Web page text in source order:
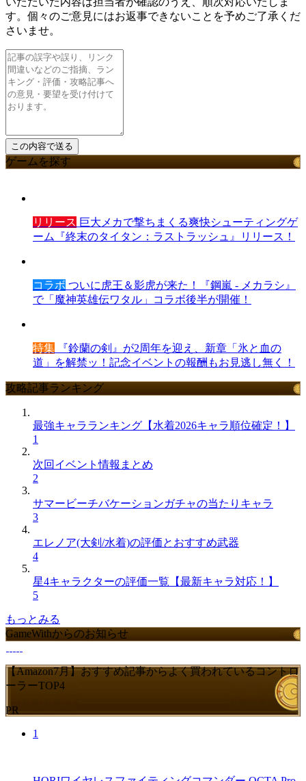
す。個々のご意見にはお返事できないことを予めご了承くだ
さいませ。
ゲームを探す
リリース 巨大メカで撃ちまくる爽快シューティングゲ
ーム『終末のタイタン：ラストラッシュ』リリース！
コラボ ついに虎王＆影虎が来た！『鋼嵐 - メカラシ』
で「魔神英雄伝ワタル」コラボ後半が開催！
特集 『鈴蘭の剣』が2周年を迎え、新章「氷と血の
道」を解禁ッ！記念イベントの報酬もお見逃し無く！
攻略記事ランキング
最強キャラランキング【水着2026キャラ順位確定！】
1
次回イベント情報まとめ
2
サマービーチバケーションガチャの当たりキャラ
3
エレノア(大剣/水着)の評価とおすすめ武器
4
星4キャラクターの評価一覧【最新キャラ対応！】
5
もっとみる
GameWithからのお知らせ
【Amazon7月】おすすめ記事からよく買われているコントロ
ーラーTOP4
PR
1